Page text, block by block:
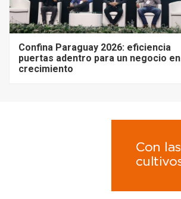
Confina Paraguay 2026: eficiencia
puertas adentro para un negocio en
crecimiento